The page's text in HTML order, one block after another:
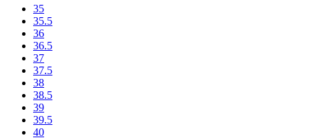
35
35.5
36
36.5
37
37.5
38
38.5
39
39.5
40